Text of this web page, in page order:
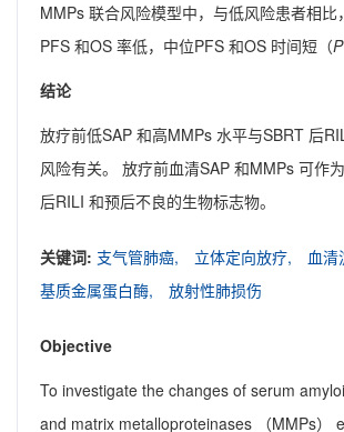
MMPs 联合风险模型中，与低风险患者相比
PFS 和OS 率低，中位PFS 和OS 时间短（P
结论
放疗前低SAP 和高MMPs 水平与SBRT 后
风险有关。 放疗前血清SAP 和MMPs 可作
后RILI 和预后不良的生物标志物。
关键词: 支气管肺癌, 立体定向放疗,
血清
基质金属蛋白酶,
放射性肺损伤
Objective
To investigate the changes of serum
and matrix metalloproteinases （MMPs）